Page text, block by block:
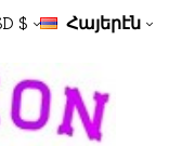
$ Հայերէն